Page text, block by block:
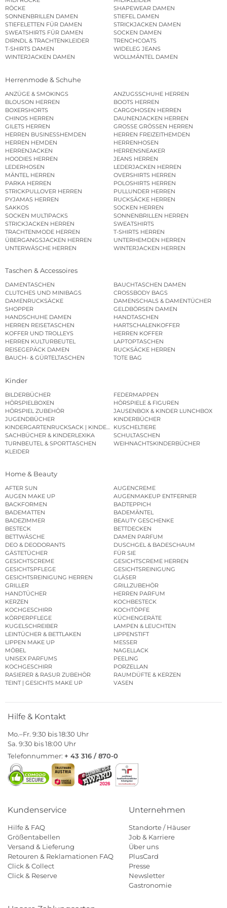
RÖCKE
SHAPEWEAR DAMEN
SONNENBRILLEN DAMEN
STIEFEL DAMEN
STIEFELETTEN FÜR DAMEN
STRICKJACKEN DAMEN
SWEATSHIRTS FÜR DAMEN
SOCKEN DAMEN
DIRNDL & TRACHTENKLEIDER
TRENCHCOATS
T-SHIRTS DAMEN
WIDELEG JEANS
WINTERJACKEN DAMEN
WOLLMÄNTEL DAMEN
Herrenmode & Schuhe
ANZÜGE & SMOKINGS
ANZUGSSCHUHE HERREN
BLOUSON HERREN
BOOTS HERREN
BOXERSHORTS
CARGOHOSEN HERREN
CHINOS HERREN
DAUNENJACKEN HERREN
GILETS HERREN
GROSSE GRÖSSEN HERREN
HERREN BUSINESSHEMDEN
HERREN FREIZEITHEMDEN
HERREN HEMDEN
HERRENHOSEN
HERRENJACKEN
HERRENSNEAKER
HOODIES HERREN
JEANS HERREN
LEDERHOSEN
LEDERJACKEN HERREN
MÄNTEL HERREN
OVERSHIRTS HERREN
PARKA HERREN
POLOSHIRTS HERREN
STRICKPULLOVER HERREN
PULLUNDER HERREN
PYJAMAS HERREN
RUCKSÄCKE HERREN
SAKKOS
SOCKEN HERREN
SOCKEN MULTIPACKS
SONNENBRILLEN HERREN
STRICKJACKEN HERREN
SWEATSHIRTS
TRACHTENMODE HERREN
T-SHIRTS HERREN
ÜBERGANGSJACKEN HERREN
UNTERHEMDEN HERREN
UNTERWÄSCHE HERREN
WINTERJACKEN HERREN
Taschen & Accessoires
DAMENTASCHEN
BAUCHTASCHEN DAMEN
CLUTCHES UND MINIBAGS
CROSSBODY BAGS
DAMENRUCKSÄCKE
DAMENSCHALS & DAMENTÜCHER
SHOPPER
GELDBÖRSEN DAMEN
HANDSCHUHE DAMEN
HANDTASCHEN
HERREN REISETASCHEN
HARTSCHALENKOFFER
KOFFER UND TROLLEYS
HERREN KOFFER
HERREN KULTURBEUTEL
LAPTOPTASCHEN
REISEGEPÄCK DAMEN
RUCKSÄCKE HERREN
BAUCH- & GÜRTELTASCHEN
TOTE BAG
Kinder
BILDERBÜCHER
FEDERMAPPEN
HÖRSPIELBOXEN
HÖRSPIELE & FIGUREN
HÖRSPIEL ZUBEHÖR
JAUSENBOX & KINDER LUNCHBOX
JUGENDBÜCHER
KINDERBÜCHER
KINDERGARTENRUCKSACK | KINDERGARTENBEUTEL
KUSCHELTIERE
SACHBÜCHER & KINDERLEXIKA
SCHULTASCHEN
TURNBEUTEL & SPORTTASCHEN
WEIHNACHTSKINDERBÜCHER
KLEIDER
Home & Beauty
AFTER SUN
AUGENCREME
AUGEN MAKE UP
AUGENMAKEUP ENTFERNER
BACKFORMEN
BADTEPPICH
BADEMATTEN
BADEMÄNTEL
BADEZIMMER
BEAUTY GESCHENKE
BESTECK
BETTDECKEN
BETTWÄSCHE
DAMEN PARFUM
DEO & DEODORANTS
DUSCHGEL & BADESCHAUM
GÄSTETÜCHER
FÜR SIE
GESICHTSCREME
GESICHTSCREME HERREN
GESICHTSPFLEGE
GESICHTSREINIGUNG
GESICHTSREINIGUNG HERREN
GLÄSER
GRILLER
GRILLZUBEHÖR
HANDTÜCHER
HERREN PARFUM
KERZEN
KOCHBESTECK
KOCHGESCHIRR
KOCHTÖPFE
KÖRPERPFLEGE
KÜCHENGERÄTE
KUGELSCHREIBER
LAMPEN & LEUCHTEN
LEINTÜCHER & BETTLAKEN
LIPPENSTIFT
LIPPEN MAKE UP
MESSER
MÖBEL
NAGELLACK
UNISEX PARFUMS
PEELING
KOCHGESCHIRR
PORZELLAN
RASIERER & RASUR ZUBEHÖR
RAUMDÜFTE & KERZEN
TEINT | GESICHTS MAKE UP
VASEN
Hilfe & Kontakt
Mo.–Fr. 9:30 bis 18:30 Uhr
Sa. 9:30 bis 18:00 Uhr
Telefonnummer: + 43 316 / 870-0
Kundenservice
Hilfe & FAQ
Größentabellen
Versand & Lieferung
Retouren & Reklamationen FAQ
Click & Collect
Click & Reserve
Unternehmen
Standorte / Häuser
Job & Karriere
Über uns
PlusCard
Presse
Newsletter
Gastronomie